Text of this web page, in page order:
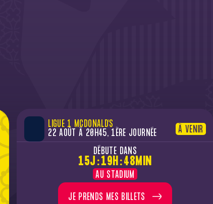
À VENIR
LIGUE 1 MCDONALD'S
22 AOÛT À 20H45, 1ÈRE JOURNÉE
DÉBUTE DANS
15J : 19H : 48MIN
AU STADIUM
JE PRENDS MES BILLETS